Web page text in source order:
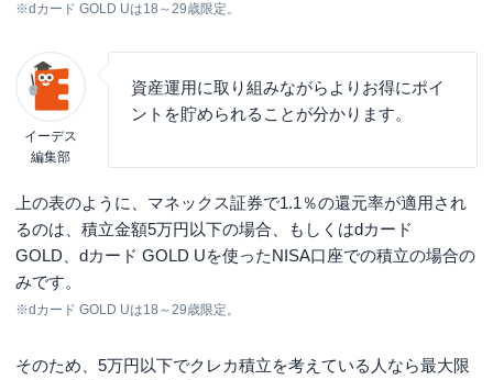
※dカード GOLD Uは18～29歳限定。
イーデス
編集部
資産運用に取り組みながらよりお得にポイ
ントを貯められることが分かります。
上の表のように、マネックス証券で1.1％の還元率が適用され
るのは、積立金額5万円以下の場合、もしくはdカード
GOLD、dカード GOLD Uを使ったNISA口座での積立の場合の
みです。
※dカード GOLD Uは18～29歳限定。
そのため、5万円以下でクレカ積立を考えている人なら最大限